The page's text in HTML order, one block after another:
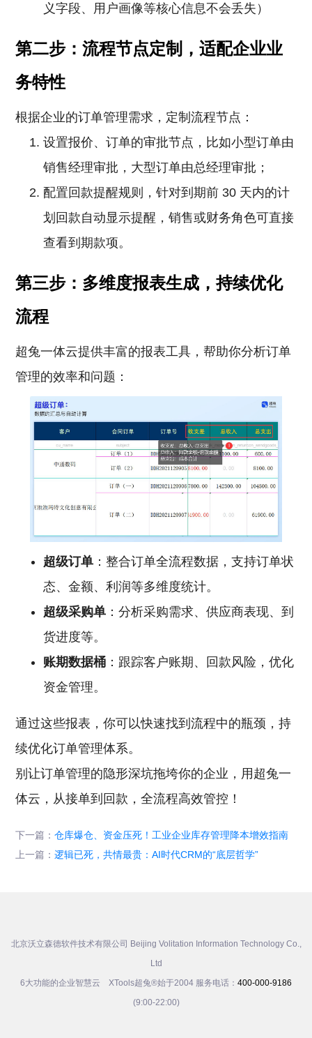
义字段、用户画像等核心信息不会丢失）
第二步：流程节点定制，适配企业业
务特性
根据企业的订单管理需求，定制流程节点：
设置报价、订单的审批节点，比如小型订单由
销售经理审批，大型订单由总经理审批；
配置回款提醒规则，针对到期前 30 天内的计
划回款自动显示提醒，销售或财务角色可直接
查看到期款项。
第三步：多维度报表生成，持续优化
流程
超兔一体云提供丰富的报表工具，帮助你分析订单
管理的效率和问题：
超级订单 ：整合订单全流程数据，支持订单状
态、金额、利润等多维度统计。
超级采购单 ：分析采购需求、供应商表现、到
货进度等。
账期数据桶 ：跟踪客户账期、回款风险，优化
资金管理。
通过这些报表，你可以快速找到流程中的瓶颈，持
续优化订单管理体系。
别让订单管理的隐形深坑拖垮你的企业，用超兔一
体云，从接单到回款，全流程高效管控！
下一篇：仓库爆仓、资金压死！工业企业库存管理降本增效指南
上一篇：逻辑已死，共情最贵：AI时代CRM的“底层哲学”
北京沃立森德软件技术有限公司 Beijing Volitation Information Technology Co.,
Ltd
6大功能的企业智慧云 XTools超兔®始于2004 服务电话： 400-000-9186
(9:00-22:00)